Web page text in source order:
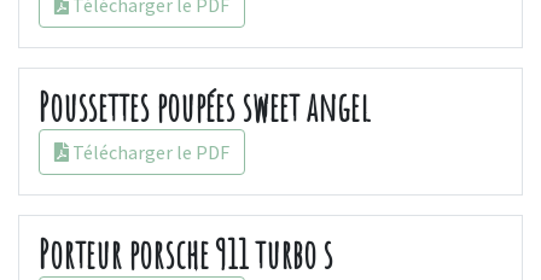
Poussettes poupées sweet angel
Télécharger le PDF
Porteur porsche 911 turbo s